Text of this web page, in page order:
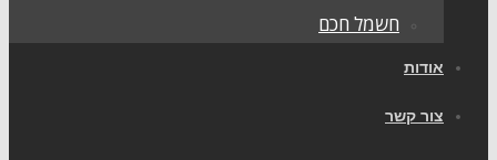
חשמל חכם
קשר